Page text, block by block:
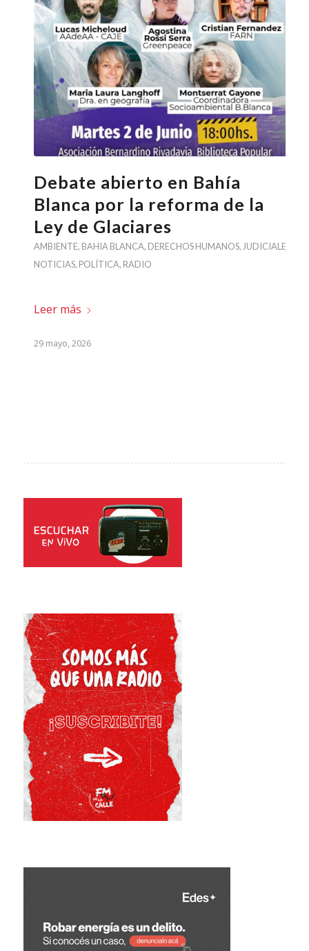
Debate abierto en Bahía
Blanca por la reforma de la
Ley de Glaciares
AMBIENTE, BAHIA BLANCA, DERECHOS HUMANOS,JUDICIALES
NOTICIAS, POLÍTICA, RADIO
Leer más
29 mayo, 2026